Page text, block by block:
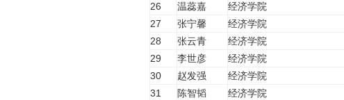
26
温蕊嘉 经济学院
27
张宁馨 经济学院
28
张云青 经济学院
29
李世彦 经济学院
30
赵发强 经济学院
31
陈智韬 经济学院